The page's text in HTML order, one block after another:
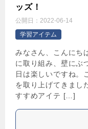
ッズ！
公開日： 2022-06-14
学習アイテム
みなさん、こんにち
に取り組み、壁にぶ
日は楽しいですね。
を取り上げてきまし
すすめアイテ […]